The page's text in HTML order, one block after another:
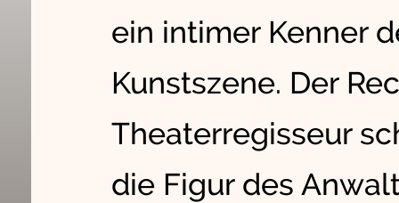
ein intimer Kenner
Kunstszene. Der
Theaterregisseur
die Figur des